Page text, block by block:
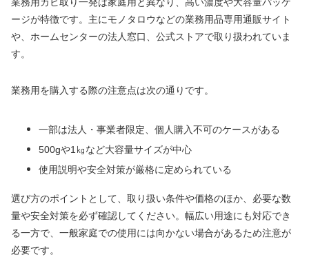
ージが特徴です。主にモノタロウなどの業務用品専用通販サイト
や、ホームセンターの法人窓口、公式ストアで取り扱われていま
す。
業務用を購入する際の注意点は次の通りです。
一部は法人・事業者限定、個人購入不可のケースがある
500gや1㎏など大容量サイズが中心
使用説明や安全対策が厳格に定められている
選び方のポイントとして、取り扱い条件や価格のほか、必要な数
量や安全対策を必ず確認してください。幅広い用途にも対応でき
る一方で、一般家庭での使用には向かない場合があるため注意が
必要です。